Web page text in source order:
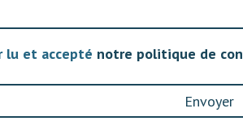
lu et accepté notre politique de
Envoyer